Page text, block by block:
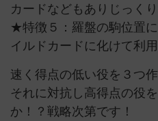
カードなどもありじっく
★特徴５：羅盤の駒位置
イルドカードに化けて利
速く得点の低い役を３つ
それに対抗し高得点の役
か！？戦略次第です！